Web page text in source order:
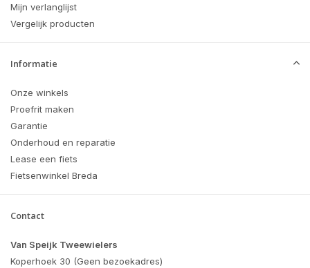
Mijn verlanglijst
Vergelijk producten
Informatie
Onze winkels
Proefrit maken
Garantie
Onderhoud en reparatie
Lease een fiets
Fietsenwinkel Breda
Contact
Van Speijk Tweewielers
Koperhoek 30 (Geen bezoekadres)